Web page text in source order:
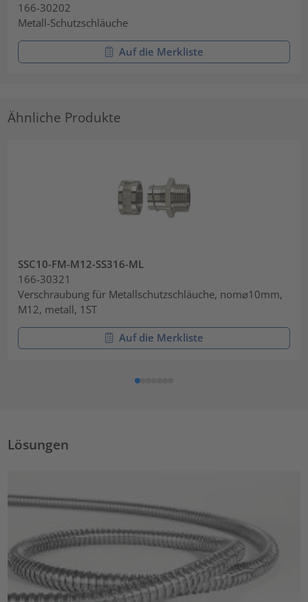
166-30202
Metall-Schutzschläuche
Auf die Merkliste
Ähnliche Produkte
SSC10-FM-M12-SS316-ML
166-30321
Verschraubung für Metallschutzschläuche, nom⌀10mm,
M12, metall, 1ST
Auf die Merkliste
Lösungen